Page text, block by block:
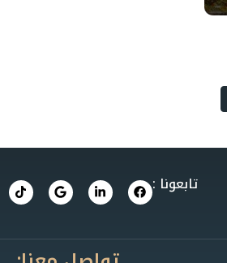
تابعونا :